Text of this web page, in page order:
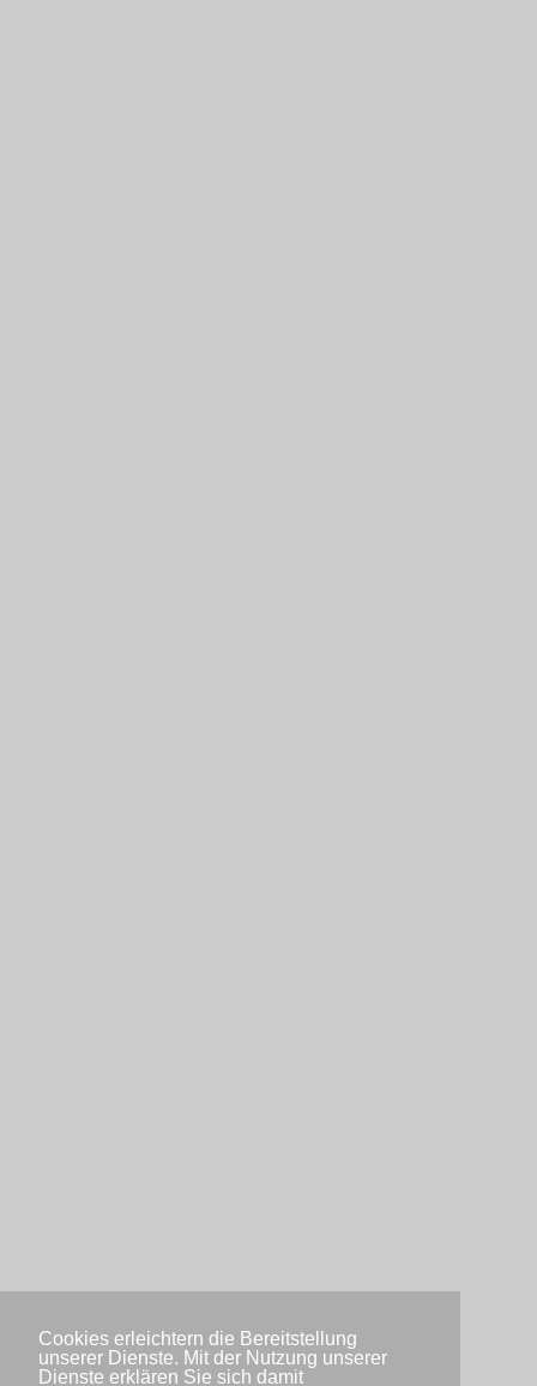
Cookies erleichtern die Bereitstellung
unserer Dienste. Mit der Nutzung unserer
Dienste erklären Sie sich damit